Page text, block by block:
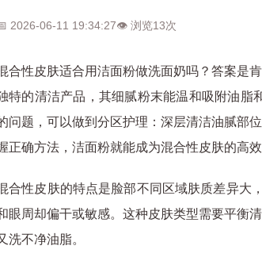
2026-06-11 19:34:27👁 浏览13次
合性皮肤适合用洁面粉做洗面奶吗？答案是
特的清洁产品，其细腻粉末能温和吸附油脂
问题，可以做到分区护理：深层清洁油腻部
正确方法，洁面粉就能成为混合性皮肤的高效
合性皮肤的特点是脸部不同区域肤质差异大
眼周却偏干或敏感。这种皮肤类型需要平衡
洗不净油脂。